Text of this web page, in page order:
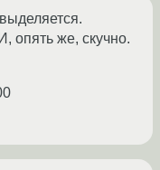
опять же, скучно.